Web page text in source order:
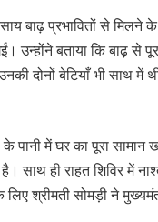
बाढ़ प्रभावितों से मिलने
उन्होंने बताया कि बाढ़
दोनों बेटियाँ भी साथ
के पानी में घर का पूरा
साथ ही राहत शिविर में
श्रीमती सोमड़ी ने